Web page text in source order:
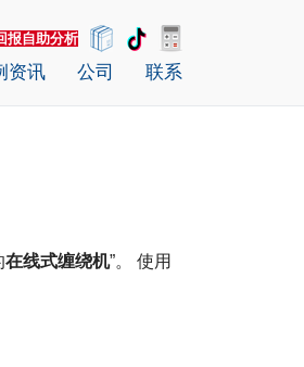
报自助分析
资讯 公司 联系
在线式缠绕机”。 使用